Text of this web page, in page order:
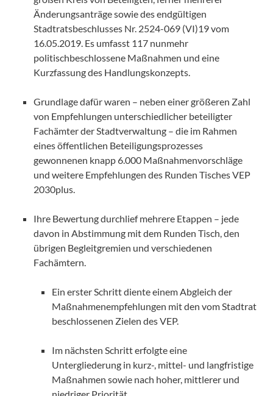
Änderungsanträge sowie des endgültigen
Stadtratsbeschlusses Nr. 2524-069 (VI)19 vom
16.05.2019. Es umfasst 117 nunmehr
politischbeschlossene Maßnahmen und eine
Kurzfassung des Handlungskonzepts.
Grundlage dafür waren – neben einer größeren Zahl
von Empfehlungen unterschiedlicher beteiligter
Fachämter der Stadtverwaltung – die im Rahmen
eines öffentlichen Beteiligungsprozesses
gewonnenen knapp 6.000 Maßnahmenvorschläge
und weitere Empfehlungen des Runden Tisches VEP
2030plus.
Ihre Bewertung durchlief mehrere Etappen – jede
davon in Abstimmung mit dem Runden Tisch, den
übrigen Begleitgremien und verschiedenen
Fachämtern.
Ein erster Schritt diente einem Abgleich der
Maßnahmenempfehlungen mit den vom Stadtrat
beschlossenen Zielen des VEP.
Im nächsten Schritt erfolgte eine
Untergliederung in kurz-, mittel- und langfristige
Maßnahmen sowie nach hoher, mittlerer und
niedriger Priorität.